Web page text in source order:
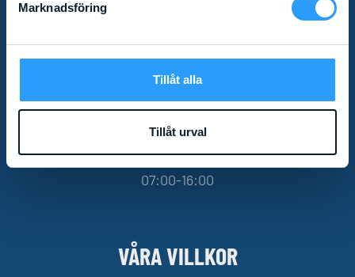
Marknadsföring
Tillåt alla
Tillåt urval
08 - 721 70 05
info@liftexperten.se
Telefontider
Mån-fre:
07:00-16:00
VÅRA VILLKOR